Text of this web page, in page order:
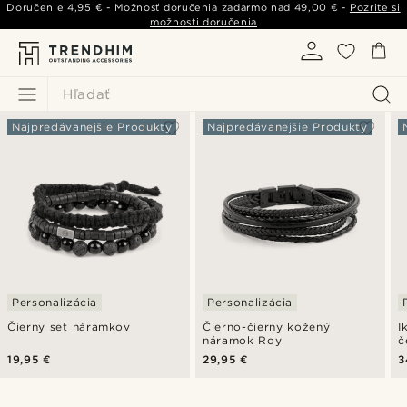
Hľadať
Doručenie4,95 € - Možnosť doručenia zadarmo nad 49,00 € - Pozrite si
možnosti doručenia
Čierny set náramkov
Najpredávanejšie Produkty
Personalizácia
19,95 €
Čierno-čierny kožený
náramok Roy
Najpredávanejšie Produkty
Personalizácia
29,95 €